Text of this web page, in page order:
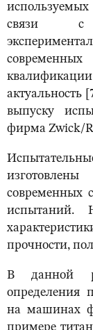
связи с
актуальность
выпуску
фирма Zwick/
современных
испытаний.
прочности,
В данной
определения
на машинах